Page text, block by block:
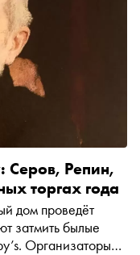
Серов, Репин,
торгах года
дом проведёт
затмить былые
Организаторы